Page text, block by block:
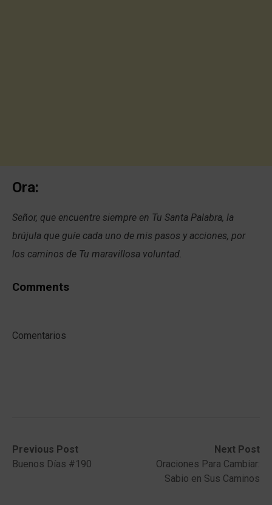
Ora:
Señor, que encuentre siempre en Tu Santa Palabra, la
brújula que guíe cada uno de mis pasos y acciones, por
los caminos de Tu maravillosa voluntad.
Comments
Comentarios
Post
navigation
Previous Post
Previous
post:Buenos Días #190
Next Post
Next
post:
Oraciones Para Cambiar:
Sabio en Sus Caminos